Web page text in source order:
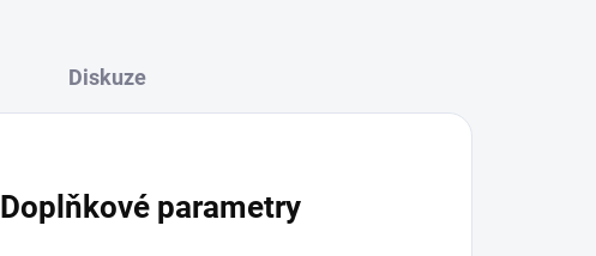
Diskuze
Doplňkové parametry